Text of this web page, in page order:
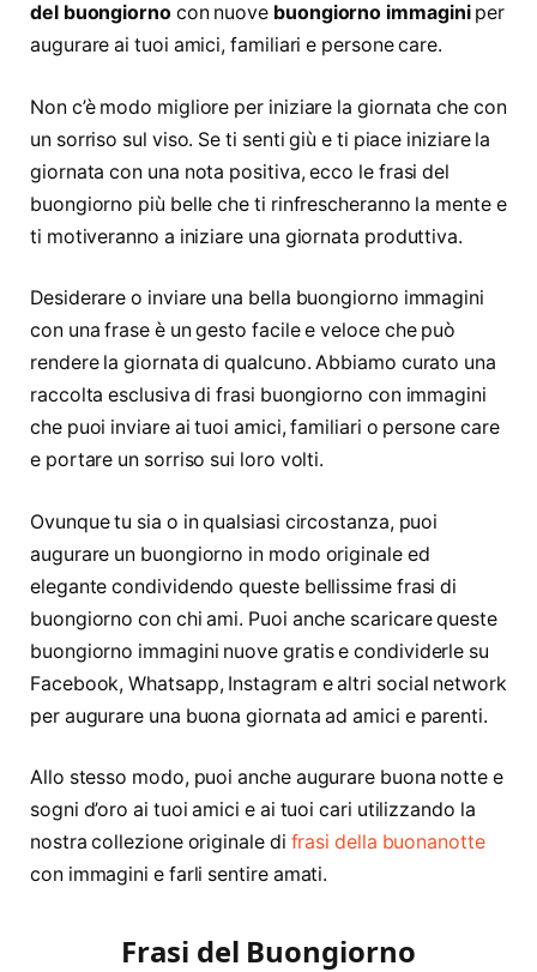
del buongiornocon nuove buongiorno immaginiper
augurare ai tuoi amici, familiari e persone care.
Non c’è modo migliore per iniziare la giornata che con
un sorriso sul viso. Se ti senti giù e ti piace iniziare la
giornata con una nota positiva, ecco le frasi del
buongiorno più belle che ti rinfrescheranno la mente e
ti motiveranno a iniziare una giornata produttiva.
Desiderare o inviare una bella buongiorno immagini
con una frase è un gesto facile e veloce che può
rendere la giornata di qualcuno. Abbiamo curato una
raccolta esclusiva di frasi buongiorno con immagini
che puoi inviare ai tuoi amici, familiari o persone care
e portare un sorriso sui loro volti.
Ovunque tu sia o in qualsiasi circostanza, puoi
augurare un buongiorno in modo originale ed
elegante condividendo queste bellissime frasi di
buongiorno con chi ami. Puoi anche scaricare queste
buongiorno immagini nuove gratis e condividerle su
Facebook, Whatsapp, Instagram e altri social network
per augurare una buona giornata ad amici e parenti.
Allo stesso modo, puoi anche augurare buona notte e
sogni d’oro ai tuoi amici e ai tuoi cari utilizzando la
nostra collezione originale di frasi della buonanotte
con immagini e farli sentire amati.
Frasi del Buongiorno